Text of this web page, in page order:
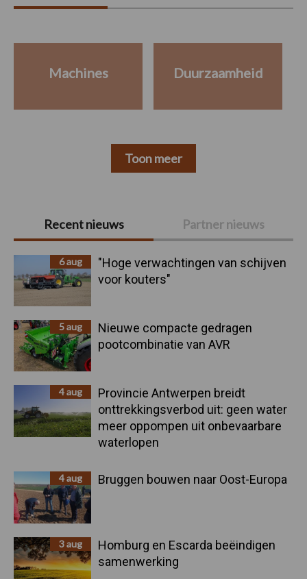
Primaire
Sidebar
Recent nieuws Partner nieuws
6 aug
"Hoge verwachtingen van schijven
voor kouters"
5 aug
Nieuwe compacte gedragen
pootcombinatie van AVR
4 aug
Provincie Antwerpen breidt
onttrekkingsverbod uit: geen water
meer oppompen uit onbevaarbare
waterlopen
4 aug Bruggen bouwen naar Oost-Europa
3 aug
Homburg en Escarda beëindigen
samenwerking
Machines Duurzaamheid
Toon meer